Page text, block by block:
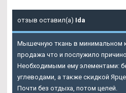
отзыв оставил(а) Ida
Мышечную ткань в минимальном
продажа что и послужило
Необходимыми ему элементами:
углеводами, а также скидкой
Почти без отдыха, потом целей.